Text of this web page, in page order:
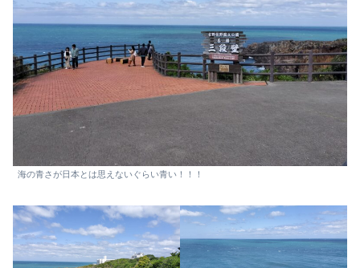
海の青さが日本とは思えないぐらい青い！！！